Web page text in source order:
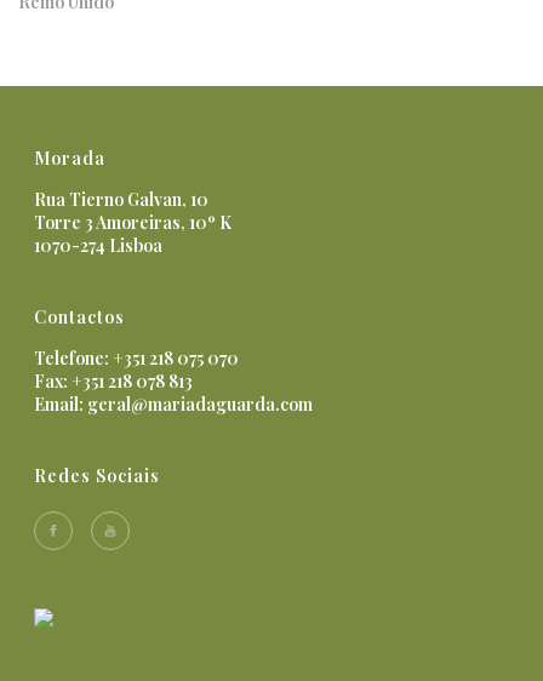
Morada
Rua Tierno Galvan, 10
Torre 3 Amoreiras, 10º K
1070-274 Lisboa
Contactos
Telefone: +351 218 075 070
Fax: +351 218 078 813
Email: geral@mariadaguarda.com
Redes Sociais